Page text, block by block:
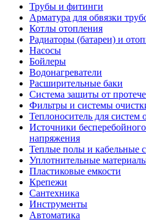
Трубы и фитинги
Арматура для обвязки
Котлы отопления
Радиаторы (батареи) и
Насосы
Бойлеры
Водонагреватели
Расширительные баки
Система защиты от
Фильтры и системы
Теплоноситель для систем
Источники
напряжения
Теплые полы и кабельные
Уплотнительные
Пластиковые емкости
Крепежи
Сантехника
Инструменты
Автоматика